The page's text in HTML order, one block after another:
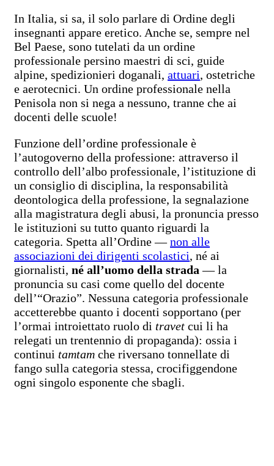
In Italia, si sa, il solo parlare di Ordine degli
insegnanti appare eretico. Anche se, sempre nel
Bel Paese, sono tutelati da un ordine
professionale persino maestri di sci, guide
alpine, spedizionieri doganali, attuari, ostetriche
e aerotecnici. Un ordine professionale nella
Penisola non si nega a nessuno, tranne che ai
docenti delle scuole!
Funzione dell’ordine professionale è
l’autogoverno della professione: attraverso il
controllo dell’albo professionale, l’istituzione di
un consiglio di disciplina, la responsabilità
deontologica della professione, la segnalazione
alla magistratura degli abusi, la pronuncia presso
le istituzioni su tutto quanto riguardi la
categoria. Spetta all’Ordine —non alle
associazioni dei dirigenti scolastici, né ai
giornalisti, né all’uomo della strada— la
pronuncia su casi come quello del docente
dell’“Orazio”. Nessuna categoria professionale
accetterebbe quanto i docenti sopportano (per
l’ormai introiettato ruolo di travet cui li ha
relegati un trentennio di propaganda): ossia i
continui tamtam che riversano tonnellate di
fango sulla categoria stessa, crocifiggendone
ogni singolo esponente che sbagli.